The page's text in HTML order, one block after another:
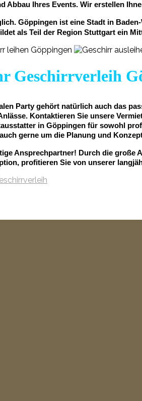
Ihres Events. Wir erstellen
Göppingen ist eine Stadt in
als Teil der Region Stuttgart ein
Geschirrverleih
Party gehört natürlich auch das
Kontaktieren Sie unsere
in Göppingen für sowohl
gerne um die Planung und
Ansprechpartner! Durch die große
profitieren Sie von unserer